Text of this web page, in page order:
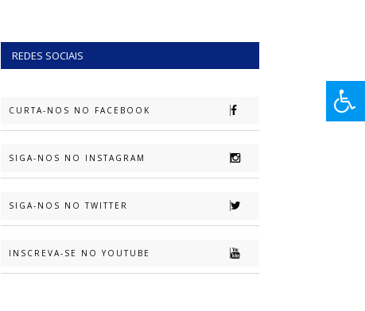
REDES SOCIAIS
CURTA-NOS NO FACEBOOK
SIGA-NOS NO INSTAGRAM
SIGA-NOS NO TWITTER
INSCREVA-SE NO YOUTUBE